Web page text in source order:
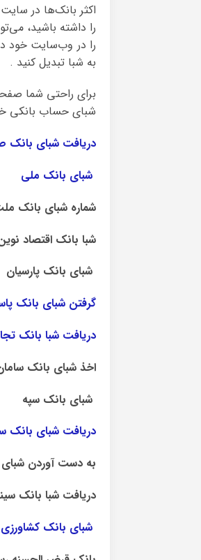
اکثر بانک‌ها در
را داشته باشید،
را در وب‌سایت خود
به شبا تبدیل کنید .
برای راحتی شما
شبای حساب بانکی
دریافت شبای بانک
شبای بانک ملی
شماره شبای بانک
شبا بانک اقتصاد
شبای بانک پارسیان
گرفتن شبای بانک
دریافت شبا بانک
اخذ شبای بانک
شبای بانک سپه
دریافت شبای بانک
به دست آوردن
دریافت شبا بانک
شبای بانک کشاورزی